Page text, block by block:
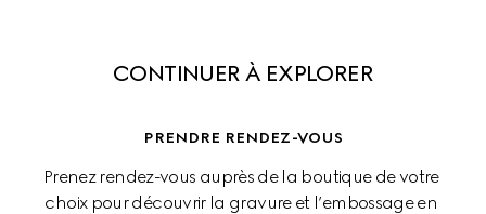
CONTINUER À EXPLORER
PRENDRE RENDEZ-VOUS
Prenez rendez-vous auprès de la boutique de votre
choix pour découvrir la gravure et l’embossage en